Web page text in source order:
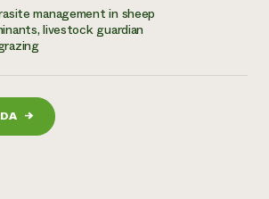
management in sheep
livestock guardian
→